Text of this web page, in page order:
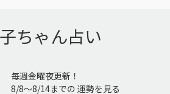
ちゃん占い
毎週金曜夜更新！
8/8〜8/14までの 運勢を見る